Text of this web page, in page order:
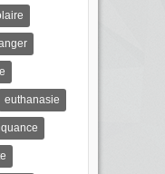
euthanasie